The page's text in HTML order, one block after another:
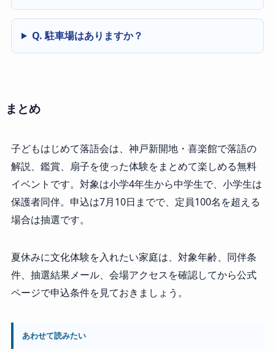
Q. 駐車場はありますか？
まとめ
子どもはじめて落語会は、神戸新開地・喜楽館で落語の
解説、鑑賞、扇子を使った体験をまとめて楽しめる無料
イベントです。対象は小学4年生から中学生で、小学生は
保護者同伴。申込は7月10日までで、定員100名を超える
場合は抽選です。
夏休みに文化体験を入れたい家庭は、対象年齢、同伴条
件、抽選結果メール、会場アクセスを確認してから公式
ページで申込条件を見ておきましょう。
あわせて読みたい